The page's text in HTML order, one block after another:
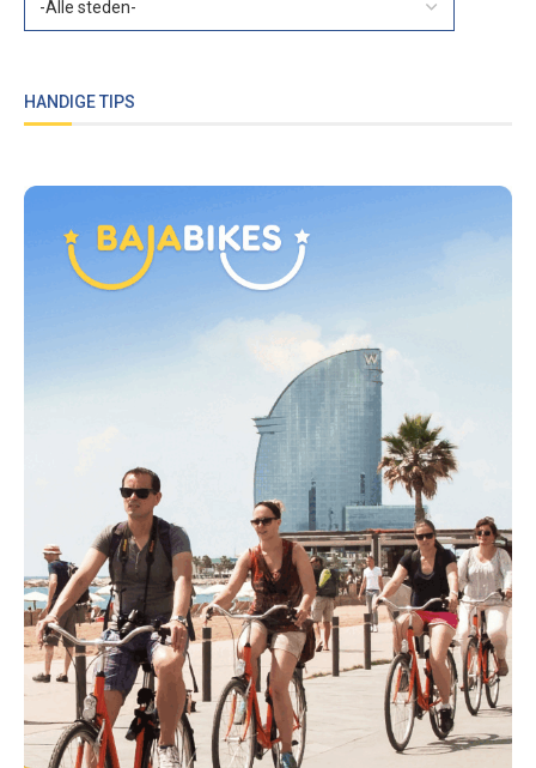
HANDIGE TIPS